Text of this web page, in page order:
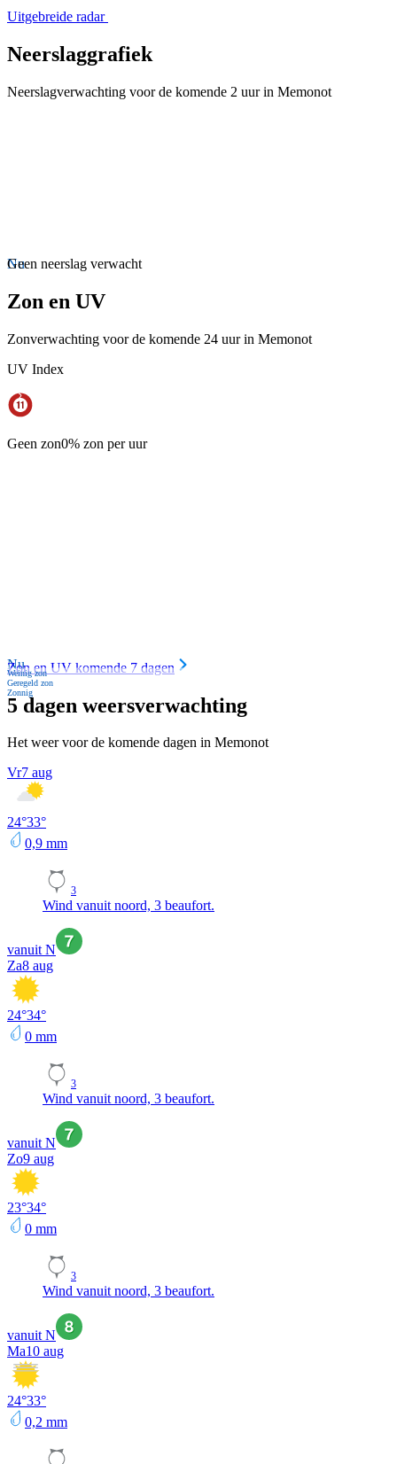
Uitgebreide radar
Neerslaggrafiek
Neerslagverwachting voor de komende 2 uur in Memonot
Nu
Geen neerslag verwacht
Zon en UV
Zonverwachting voor de komende 24 uur in Memonot
UV Index
Geen zon0% zon per uur
Nu
Weinig zon
Geregeld zon
Zonnig
Zon en UV komende 7 dagen
5 dagen weersverwachting
Het weer voor de komende dagen in Memonot
Vr7 aug
24°33°
0,9 mm
3
Wind vanuit noord, 3 beaufort.
vanuit N
Za8 aug
24°34°
0 mm
3
Wind vanuit noord, 3 beaufort.
vanuit N
Zo9 aug
23°34°
0 mm
3
Wind vanuit noord, 3 beaufort.
vanuit N
Ma10 aug
24°33°
0,2 mm